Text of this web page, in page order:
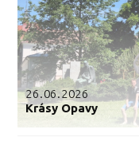
26.06.2026
Krásy Opavy